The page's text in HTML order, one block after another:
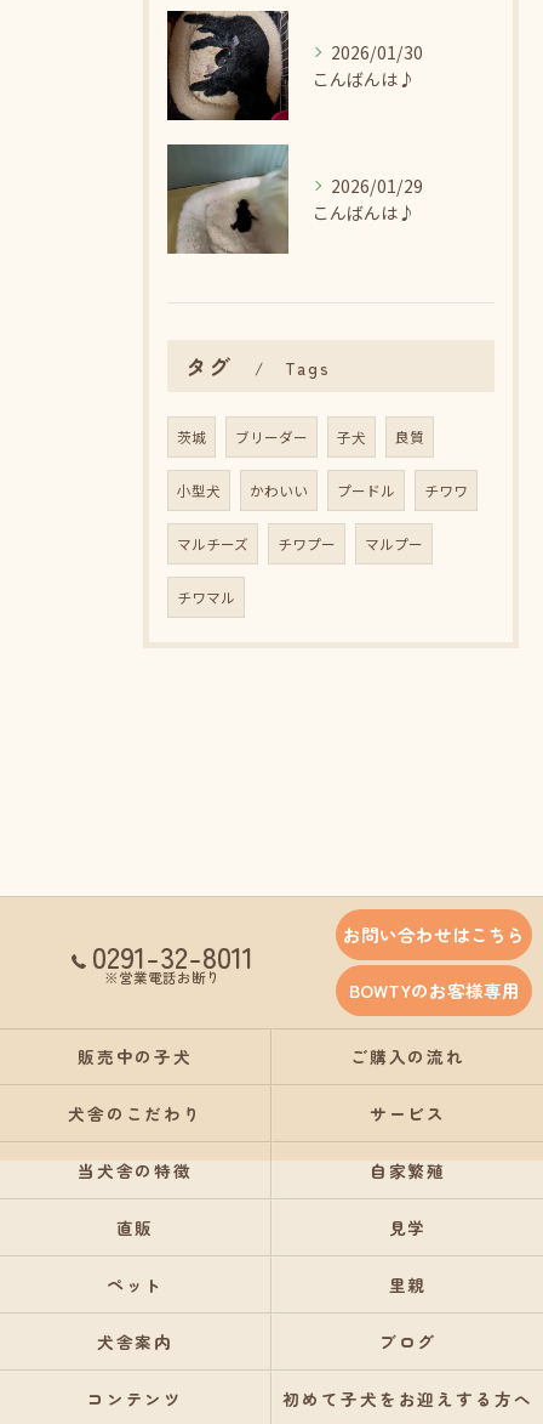
2026/01/30
こんばんは♪
2026/01/29
こんばんは♪
タグ Tags
茨城 ブリーダー 子犬 良質
小型犬 かわいい プードル チワワ
マルチーズ チワプー マルプー
チワマル
0291-32-8011
※営業電話お断り
お問い合わせはこちら
BOWTYのお客様専用
販売中の子犬 ご購入の流れ
犬舎のこだわり サービス
当犬舎の特徴 自家繁殖
直販 見学
ペット 里親
犬舎案内 ブログ
コンテンツ 初めて子犬をお迎えする方へ